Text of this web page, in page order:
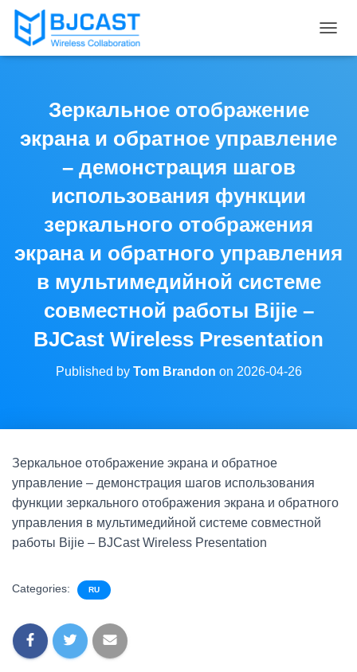
O
A
O
Зеркальное отображение
экрана и обратное управление
– демонстрация шагов
использования функции
зеркального отображения
экрана и обратного управления
в мультимедийной системе
совместной работы Bijie –
BJCast Wireless Presentation
Published by Tom Brandon on 2026-04-26
Зеркальное отображение экрана и обратное
управление – демонстрация шагов использования
функции зеркального отображения экрана и обратного
управления в мультимедийной системе совместной
работы Bijie – BJCast Wireless Presentation
Categories: RU